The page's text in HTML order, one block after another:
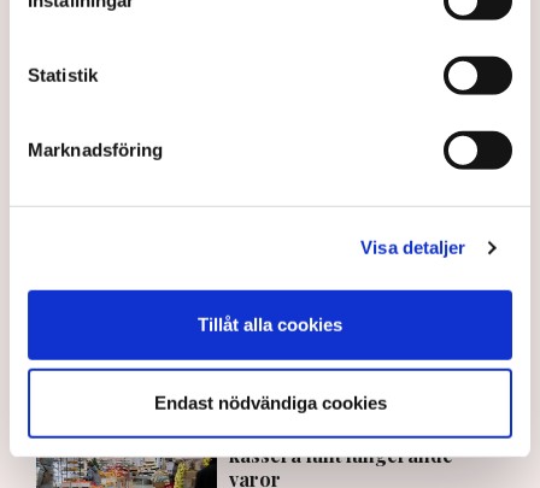
Statistik
Marknadsföring
Visa detaljer
Tillåt alla cookies
Endast nödvändiga cookies
Svenskt Näringsliv
5 aug 2026, 11:24
6 aug 2026, 10:29
Debatt: Då tvingas företagen
kassera fullt fungerande
varor